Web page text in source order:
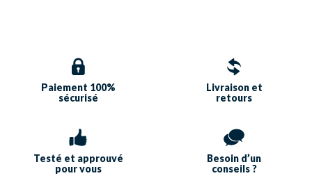
Paiement 100%
sécurisé
Livraison et
retours
Testé et approuvé
pour vous
Besoin d’un
conseils ?